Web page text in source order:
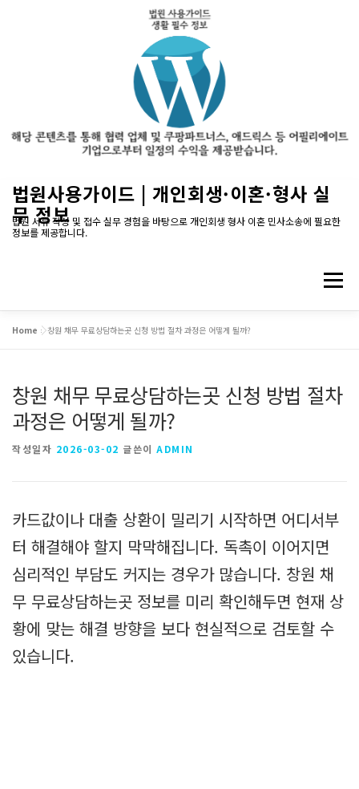
법원사용가이드 | 개인회생·이혼·형사 실
무 정보
법원 서류 작성 및 접수 실무 경험을 바탕으로 개인회생 형사 이혼 민사소송에 필요한
정보를 제공합니다.
메뉴
Home »창원 채무 무료상담하는곳 신청 방법 절차 과정은 어떻게 될까?
창원 채무 무료상담하는곳 신청 방법 절차
과정은 어떻게 될까?
작성일자 2026-03-02 글쓴이 ADMIN
카드값이나 대출 상환이 밀리기 시작하면 어디서부
터 해결해야 할지 막막해집니다. 독촉이 이어지면
심리적인 부담도 커지는 경우가 많습니다. 창원 채
무 무료상담하는곳 정보를 미리 확인해두면 현재 상
황에 맞는 해결 방향을 보다 현실적으로 검토할 수
있습니다.